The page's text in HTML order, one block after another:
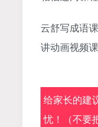
云舒写成语
讲动画视频
给家长的建
忧！（不要